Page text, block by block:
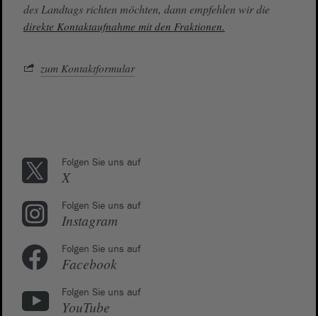
des Landtags richten möchten, dann empfehlen wir die
direkte Kontaktaufnahme mit den Fraktionen.
zum Kontaktformular
Folgen Sie uns auf
X
Folgen Sie uns auf
Instagram
Folgen Sie uns auf
Facebook
Folgen Sie uns auf
YouTube